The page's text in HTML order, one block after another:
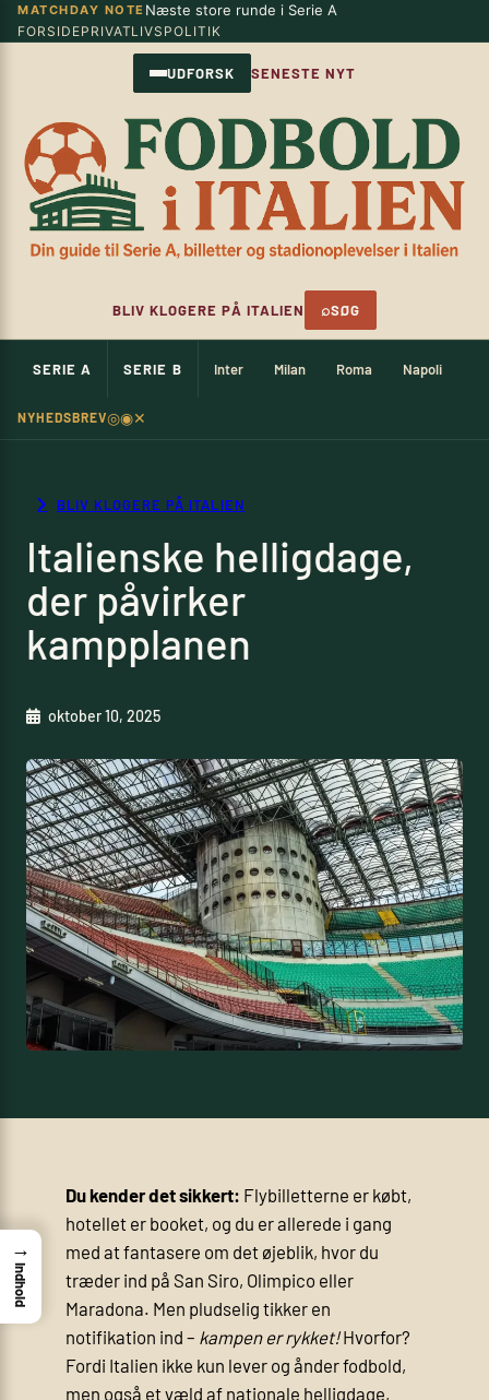
Spring
til
MATCHDAY NOTE Næste store runde i Serie A
FORSIDEPRIVATLIVSPOLITIK
UDFORSK SENESTE NYT
BLIV KLOGERE PÅ ITALIEN ⌕SØG
SERIE A SERIE B Inter Milan Roma Napoli
NYHEDSBREV◎◉✕
BLIV KLOGERE PÅ ITALIEN
Italienske helligdage,
der påvirker
kampplanen
oktober 10, 2025
Du kender det sikkert: Flybilletterne er købt,
hotellet er booket, og du er allerede i gang
med at fantasere om det øjeblik, hvor du
træder ind på San Siro, Olimpico eller
Maradona. Men pludselig tikker en
notifikation ind – kampen er rykket!Hvorfor?
Fordi Italien ikke kun lever og ånder fodbold,
men også et væld af nationale helligdage,
→
Indhold